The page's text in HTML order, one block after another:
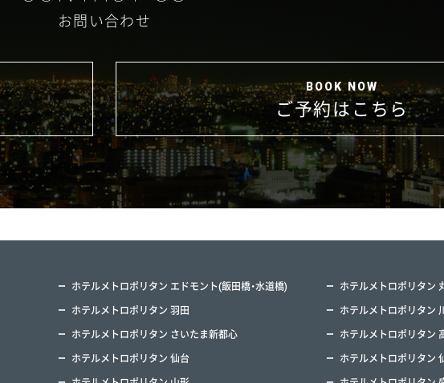
お問い合わせ
ご予約はこちら
ホテルメトロポリタン エドモント(飯田橋・水道橋)
ホテルメトロポリタン
ホテルメトロポリタン 羽田
ホテルメトロポリタン
ホテルメトロポリタン さいたま新都心
ホテルメトロポリタン
ホテルメトロポリタン 仙台
ホテルメトロポリタン